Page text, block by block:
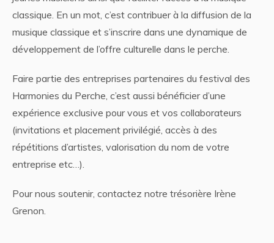
classique. En un mot, c’est contribuer à la diffusion de la
musique classique et s’inscrire dans une dynamique de
développement de l’offre culturelle dans le perche.
Faire partie des entreprises partenaires du festival des
Harmonies du Perche, c’est aussi bénéficier d’une
expérience exclusive pour vous et vos collaborateurs
(invitations et placement privilégié, accès à des
répétitions d’artistes, valorisation du nom de votre
entreprise etc…).
Pour nous soutenir, contactez notre trésorière Irène
Grenon.